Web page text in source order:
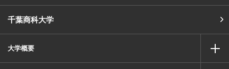
千葉商科大学
大学概要